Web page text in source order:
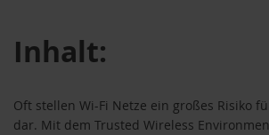
Inhalt:
Oft stellen Wi-Fi Netze ein großes Risiko
dar. Mit dem Trusted Wireless